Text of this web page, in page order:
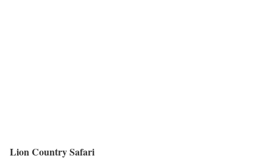
Lion Country Safari